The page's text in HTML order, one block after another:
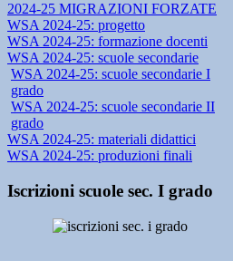
2024-25 MIGRAZIONI FORZATE
WSA 2024-25: progetto
WSA 2024-25: formazione docenti
WSA 2024-25: scuole secondarie
WSA 2024-25: scuole secondarie I
grado
WSA 2024-25: scuole secondarie II
grado
WSA 2024-25: materiali didattici
WSA 2024-25: produzioni finali
Iscrizioni scuole sec. I grado